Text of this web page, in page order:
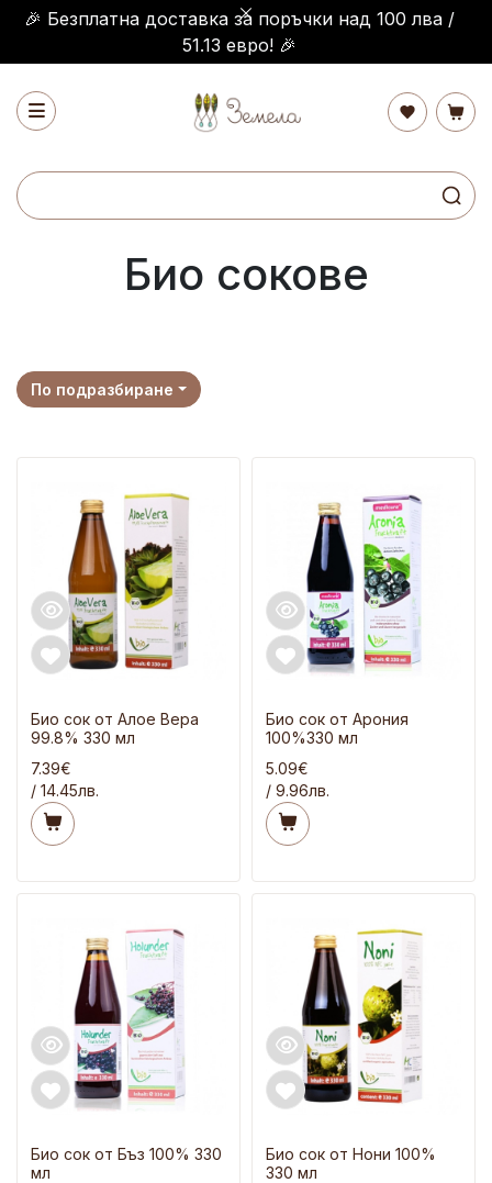
🎉 Безплатна доставка за поръчки над 100 лва /
51.13 евро! 🎉
Био сокове
По подразбиране
Био сок от Алое Вера
99.8% 330 мл
7.39€
/ 14.45лв.
Био сок от Арония
100%330 мл
5.09€
/ 9.96лв.
Био сок от Бъз 100% 330
мл
Био сок от Нони 100%
330 мл